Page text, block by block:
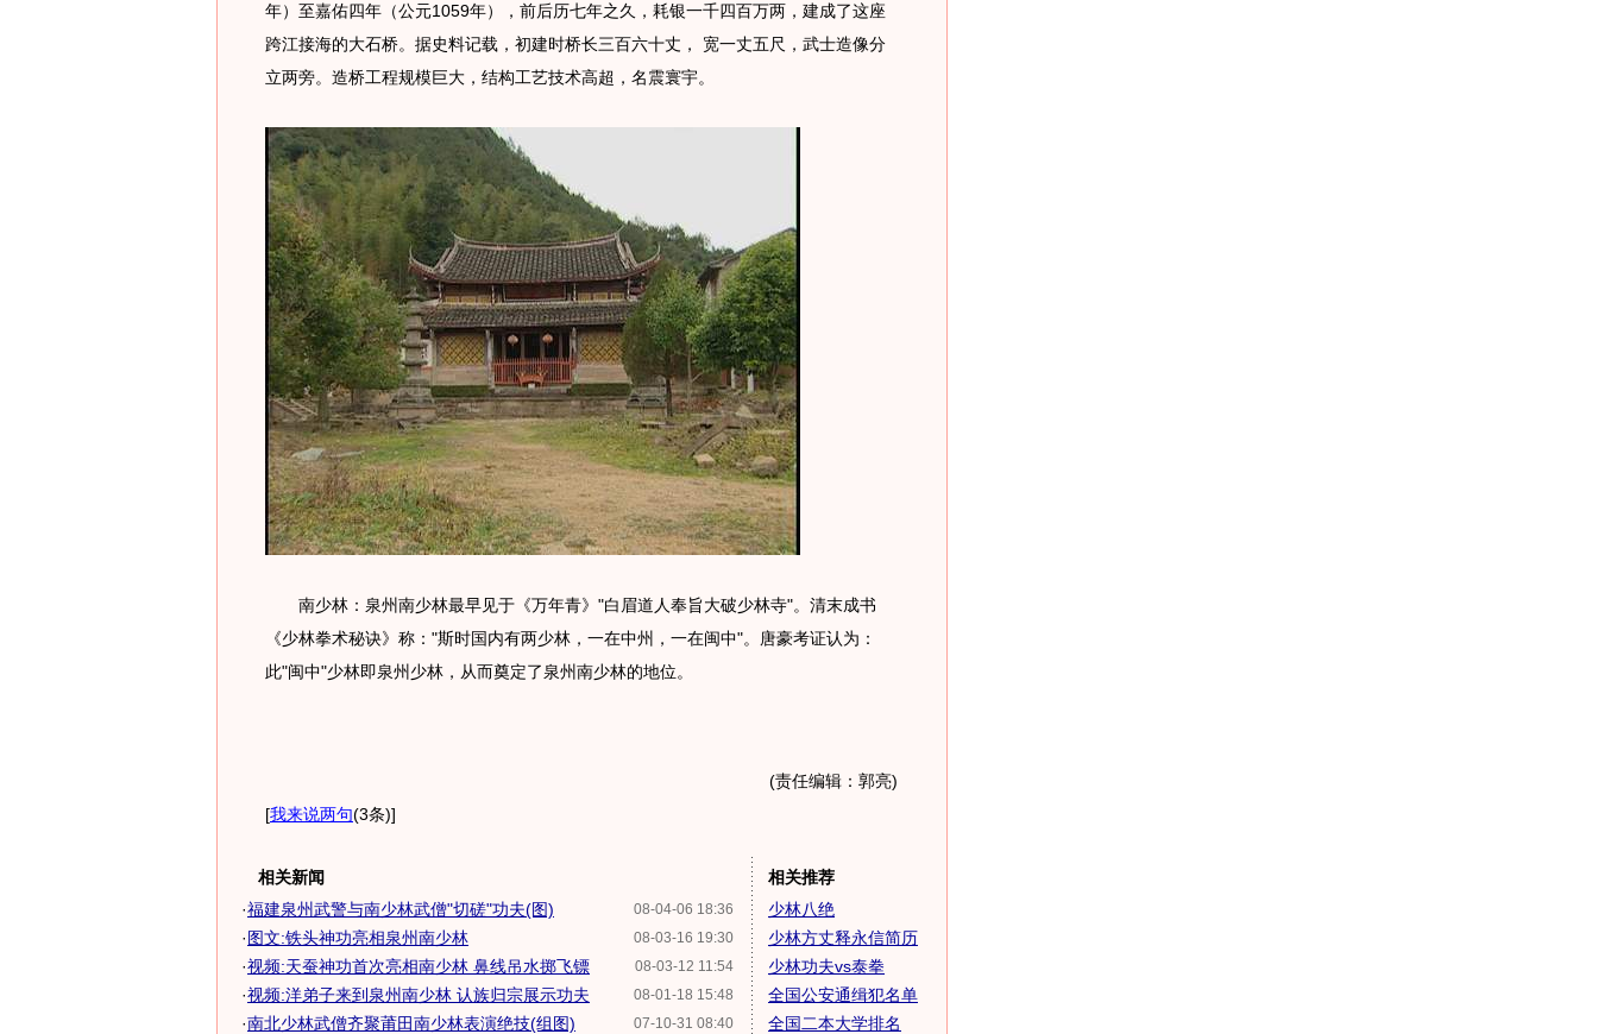
年）至嘉佑四年（公元1059年），前后历七年之久，耗银一千四百万两，建成了这座
跨江接海的大石桥。据史料记载，初建时桥长三百六十丈， 宽一丈五尺，武士造像分
立两旁。造桥工程规模巨大，结构工艺技术高超，名震寰宇。
南少林：泉州南少林最早见于《万年青》"白眉道人奉旨大破少林寺"。清末成书
《少林拳术秘诀》称："斯时国内有两少林，一在中州，一在闽中"。唐豪考证认为：
此"闽中"少林即泉州少林，从而奠定了泉州南少林的地位。
(责任编辑：郭亮)
[我来说两句(3条)]
相关新闻
08-04-06 18:36
·福建泉州武警与南少林武僧"切磋"功夫(图)
08-03-16 19:30
·图文:铁头神功亮相泉州南少林
08-03-12 11:54
·视频:天蚕神功首次亮相南少林 鼻线吊水掷飞镖
08-01-18 15:48
·视频:洋弟子来到泉州南少林 认族归宗展示功夫
07-10-31 08:40
·南北少林武僧齐聚莆田南少林表演绝技(组图)
相关推荐
少林八绝
少林方丈释永信简历
少林功夫vs泰拳
全国公安通缉犯名单
全国二本大学排名